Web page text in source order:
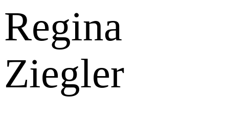
Regina
Ziegler